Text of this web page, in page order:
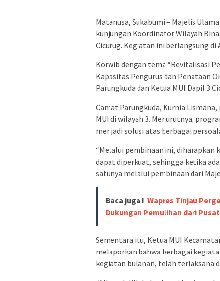
Matanusa, Sukabumi – Majelis
kunjungan Koordinator Wilayah
Cicurug. Kegiatan ini berlangsung di
Korwib dengan tema “Revitalisasi
Kapasitas Pengurus dan Penataan
Parungkuda dan Ketua MUI Dapil 3
Camat Parungkuda, Kurnia
MUI di wilayah 3. Menurutnya,
menjadi solusi atas berbagai
“Melalui pembinaan ini, diharapkan
dapat diperkuat, sehingga ketika
satunya melalui pembinaan dari
Baca juga ! Wapres Tinjau
Dukungan Pemulihan dari Pusat
Sementara itu, Ketua MUI
melaporkan bahwa berbagai
kegiatan bulanan, telah terlaksana